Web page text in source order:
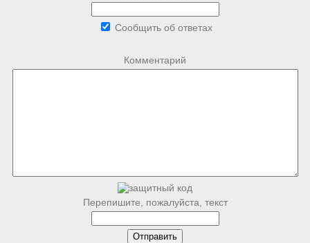
Сообщить об ответах
Комментарий
Перепишите, пожалуйста, текст